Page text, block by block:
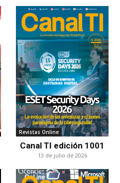
Revistas Online
Canal TI edición 1001
13 de julio de 2026